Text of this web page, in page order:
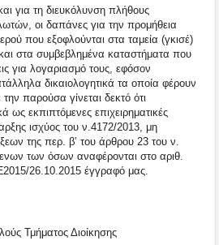
για τη διευκόλυνση πλήθους
οι δαπάνες για την προμήθεια
που εξοφλούνται στα ταμεία (γκισέ)
στα συμβεβλημένα καταστήματα που
για λογαριασμό τους, εφόσον
δικαιολογητικά τα οποία φέρουν
παρούσα γίνεται δεκτό ότι
ως εκπιπτόμενες επιχειρηματικές
ισχύος του ν.4172/2013, μη
της περ. β’ του άρθρου 23 του ν.
των όσων αναφέρονται στο αριθ.
26.10.2015 έγγραφό μας.
Τμήματος Διοίκησης